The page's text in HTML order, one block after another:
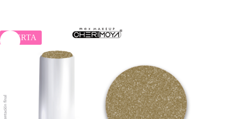
OFERTA